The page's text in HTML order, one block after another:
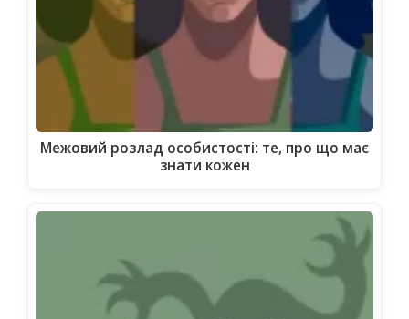
Межовий розлад особистості: те, про що має
знати кожен